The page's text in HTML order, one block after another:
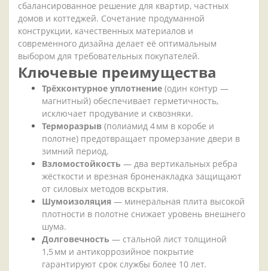
сбалансированное решение для квартир, частных
домов и коттеджей. Сочетание продуманной
конструкции, качественных материалов и
современного дизайна делает её оптимальным
выбором для требовательных покупателей.
Ключевые преимущества
Трёхконтурное уплотнение (один контур —
магнитный) обеспечивает герметичность,
исключает продувание и сквозняки.
Терморазрыв (полиамид 4мм в коробе и
полотне) предотвращает промерзание двери в
зимний период.
Взломостойкость — два вертикальных ребра
жёсткости и врезная броненакладка защищают
от силовых методов вскрытия.
Шумоизоляция — минеральная плита высокой
плотности в полотне снижает уровень внешнего
шума.
Долговечность — стальной лист толщиной
1,5 мм и антикоррозийное покрытие
гарантируют срок службы более 10 лет.